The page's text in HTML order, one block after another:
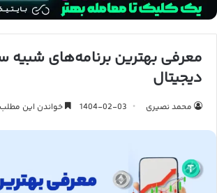
معرفی بهترین برنامه‌های شبیه
دیجیتال
محمد نصیری 1404-02-03 خواندن این مطلب 5 دقیقه زمان میبرد